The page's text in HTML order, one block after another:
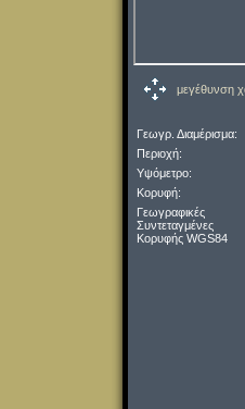
μεγέθυνση
Γεωγρ. Διαμέρισμα:
Περιοχή:
Υψόμετρο:
Κορυφή:
Γεωγραφικές
Συντεταγμένες
Κορυφής WGS84